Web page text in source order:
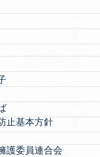
止基本方針
護委員連合会